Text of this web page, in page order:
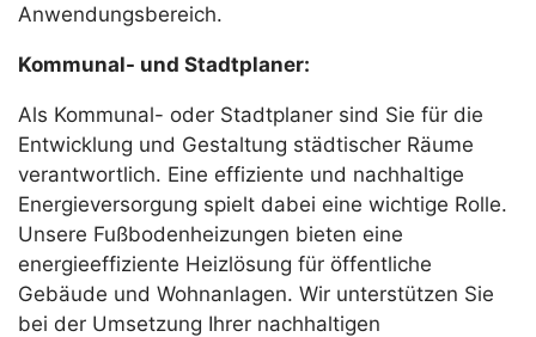
Anwendungsbereich.
Kommunal- und Stadtplaner:
Als Kommunal- oder Stadtplaner sind Sie für die
Entwicklung und Gestaltung städtischer Räume
verantwortlich. Eine effiziente und nachhaltige
Energieversorgung spielt dabei eine wichtige Rolle.
Unsere Fußbodenheizungen bieten eine
energieeffiziente Heizlösung für öffentliche
Gebäude und Wohnanlagen. Wir unterstützen Sie
bei der Umsetzung Ihrer nachhaltigen